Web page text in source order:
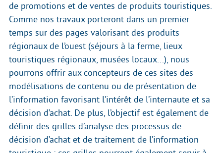
de promotions et de ventes de produits touristiques.
Comme nos travaux porteront dans un premier
temps sur des pages valorisant des produits
régionaux de l’ouest (séjours à la ferme, lieux
touristiques régionaux, musées locaux...), nous
pourrons offrir aux concepteurs de ces sites des
modélisations de contenu ou de présentation de
l’information favorisant l’intérêt de l’internaute et sa
décision d’achat. De plus, l’objectif est également de
définir des grilles d’analyse des processus de
décision d’achat et de traitement de l’information